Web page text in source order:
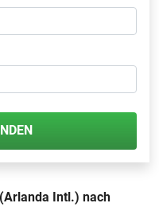
Intl.) nach